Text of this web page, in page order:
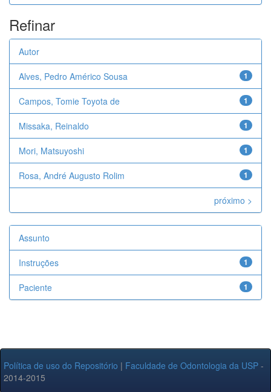
Refinar
Autor
1
Alves, Pedro Américo Sousa
1
Campos, Tomie Toyota de
1
Missaka, Reinaldo
1
Mori, Matsuyoshi
1
Rosa, André Augusto Rolim
próximo >
Assunto
1
Instruções
1
Paciente
Política de uso do Repositório | Faculdade de Odontologia da USP -
2014-2015